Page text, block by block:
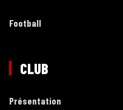
Football
CLUB
Présentation